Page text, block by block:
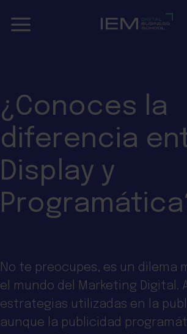
¿Conoces la
diferencia
Display y
No te preocupes, es un dilema
el mundo del Marketing Digital.
estrategias utilizadas en la
aunque la publicidad